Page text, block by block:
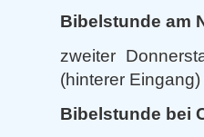
Bibelstunde am
zweiter
(hinterer Eingang)
Bibelstunde bei